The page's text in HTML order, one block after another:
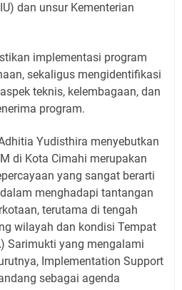
dan unsur Kementerian
implementasi program
sekaligus mengidentifikasi
teknis, kelembagaan, dan
program.
Yudisthira menyebutkan
di Kota Cimahi merupakan
yang sangat berarti
menghadapi tantangan
terutama di tengah
wilayah dan kondisi Tempat
Sarimukti yang mengalami
Implementation Support
sebagai agenda